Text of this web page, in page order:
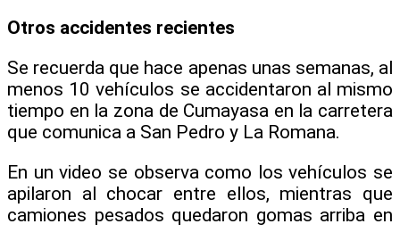
Otros accidentes recientes
Se recuerda que hace apenas unas semanas, al
menos 10 vehículos se accidentaron al mismo
tiempo en la zona de Cumayasa en la carretera
que comunica a San Pedro y La Romana.
En un video se observa como los vehículos se
apilaron al chocar entre ellos, mientras que
camiones pesados quedaron gomas arriba en